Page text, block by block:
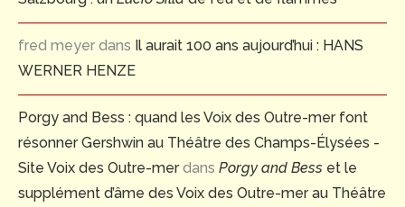
fred meyer dans Il aurait 100 ans aujourd’hui : HANS
WERNER HENZE
Porgy and Bess : quand les Voix des Outre-mer font
résonner Gershwin au Théâtre des Champs-Élysées -
Site Voix des Outre-merdans Porgy and Bess et le
supplément d’âme des Voix des Outre-mer au Théâtre